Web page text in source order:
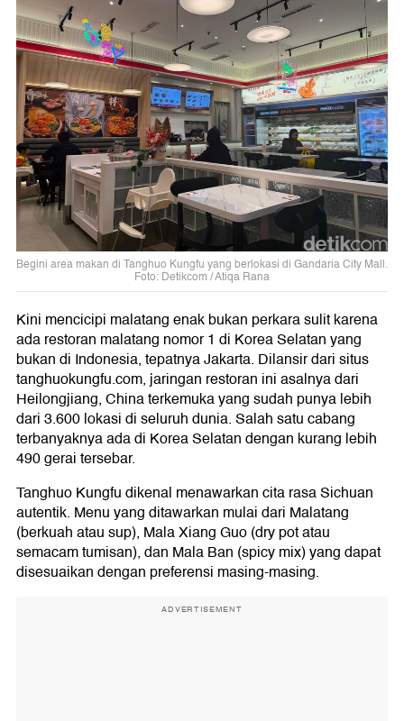
Begini area makan di Tanghuo Kungfu yang berlokasi di Gandaria City Mall.
Foto: Detikcom / Atiqa Rana
Kini mencicipi malatang enak bukan perkara sulit karena
ada restoran malatang nomor 1 di Korea Selatan yang
bukan di Indonesia, tepatnya Jakarta. Dilansir dari situs
tanghuokungfu.com, jaringan restoran ini asalnya dari
Heilongjiang, China terkemuka yang sudah punya lebih
dari 3.600 lokasi di seluruh dunia. Salah satu cabang
terbanyaknya ada di Korea Selatan dengan kurang lebih
490 gerai tersebar.
Tanghuo Kungfu dikenal menawarkan cita rasa Sichuan
autentik. Menu yang ditawarkan mulai dari Malatang
(berkuah atau sup), Mala Xiang Guo (dry pot atau
semacam tumisan), dan Mala Ban (spicy mix) yang dapat
disesuaikan dengan preferensi masing-masing.
ADVERTISEMENT